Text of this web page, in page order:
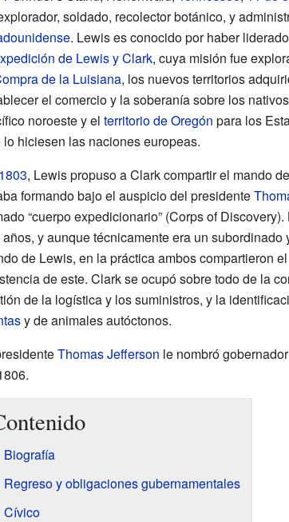
soldado, recolector botánico, y
. Lewis es conocido por haber
de Lewis y Clark, cuya misión fue
de la Luisiana, los nuevos territorios
el comercio y la soberanía sobre los
noroeste y el territorio de Oregón para los
lo hiciesen las naciones europeas.
1803, Lewis propuso a Clark compartir el mando
formando bajo el auspicio del presidente
“cuerpo expedicionario” (Corps of
años, y aunque técnicamente era un subordinado
de Lewis, en la práctica ambos compartieron
de este. Clark se ocupó sobre todo de la
de la logística y los suministros, y la
y de animales autóctonos.
Thomas Jefferson le nombró
Biografía
Regreso y obligaciones gubernamentales
Cívico